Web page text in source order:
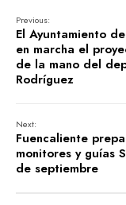
Previous:
El Ayuntamiento
en marcha el
de la mano del
Rodríguez
Next:
Fuencaliente
monitores y guías
de septiembre